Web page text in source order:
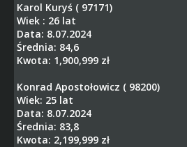
Karol Kuryś ( 97171)
Wiek : 26 lat
Data: 8.07.2024
Średnia: 84,6
Kwota: 1,900,999 zł
Konrad Apostołowicz ( 98200)
Wiek: 25 lat
Data: 8.07.2024
Średnia: 83,8
Kwota: 2,199,999 zł